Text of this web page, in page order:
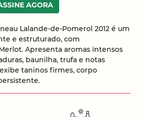
AGORA
Lalande-de-Pomerol 2012 é um
e estruturado, com
Apresenta aromas intensos
baunilha, trufa e notas
taninos firmes, corpo